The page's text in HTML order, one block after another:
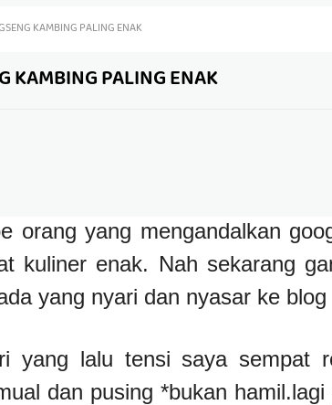
KAMBING PALING ENAK
KAMBING PALING ENAK
orang yang mengandalkan
kuliner enak. Nah sekarang
yang nyari dan nyasar ke blog
yang lalu tensi saya sempat
dan pusing *bukan